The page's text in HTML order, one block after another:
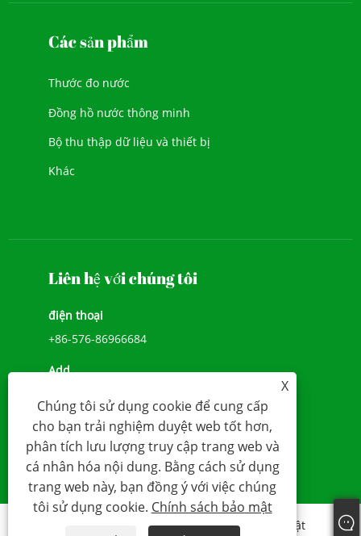
Các sản phẩm
Thước đo nước
Đồng hồ nước thông minh
Bộ thu thập dữ liệu và thiết bị
Khác
Liên hệ với chúng tôi
điện thoại
+86-576-86966684
Add
SỐ 1039, ĐẠI LỘ JIULONG, ĐƯỜNG CHENGXI,
WENLING, ZHEJIANG, TRUNG QUỐC (317500)
E-mail
sales@younio.com
RSS XML Chính sách bảo mật
X
Chúng tôi sử dụng cookie để cung cấp
cho bạn trải nghiệm duyệt web tốt hơn,
phân tích lưu lượng truy cập trang web và
cá nhân hóa nội dung. Bằng cách sử dụng
trang web này, bạn đồng ý với việc chúng
tôi sử dụng cookie. Chính sách bảo mật